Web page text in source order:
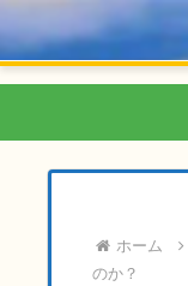
ホーム
のか？